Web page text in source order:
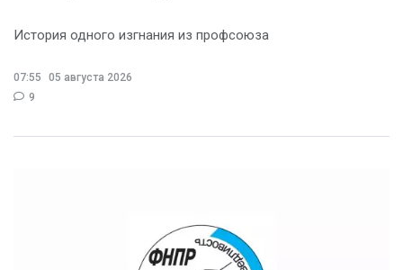
История одного изгнания из профсоюза
07:55
05 августа 2026
9